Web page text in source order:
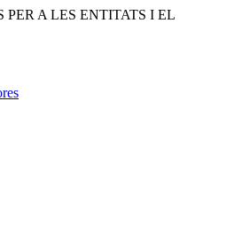
PER A LES ENTITATS I EL